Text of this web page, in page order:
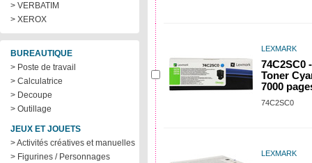
> VERBATIM
> XEROX
BUREAUTIQUE
> Poste de travail
> Calculatrice
> Decoupe
> Outillage
JEUX ET JOUETS
> Activités créatives et manuelles
> Figurines / Personnages
LEXMARK
74C2SC0 -
Toner
7000
74C2SC0
LEXMARK